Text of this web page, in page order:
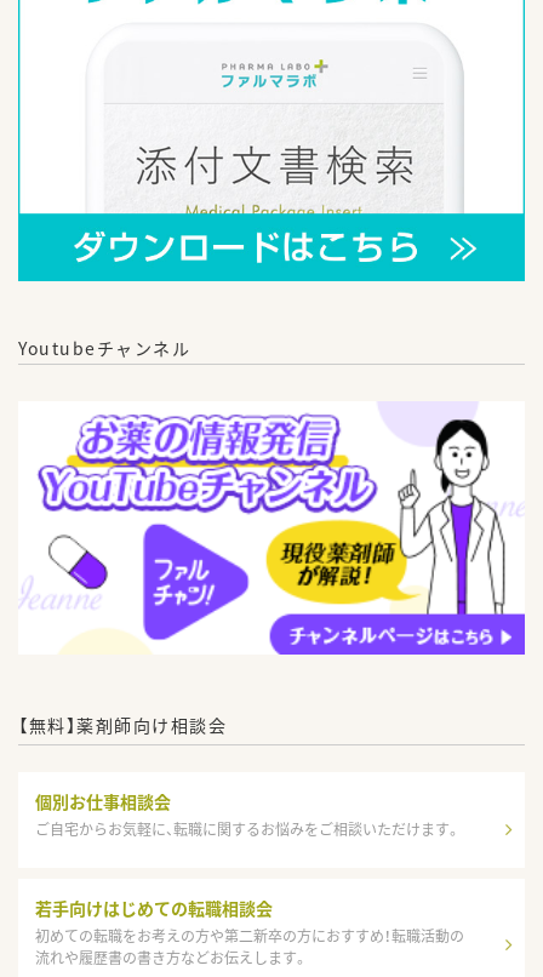
Youtubeチャンネル
【無料】薬剤師向け相談会
個別お仕事相談会
ご自宅からお気軽に、転職に関するお悩みをご相談いただけます。
若手向けはじめての転職相談会
初めての転職をお考えの方や第二新卒の方におすすめ！転職活動の
流れや履歴書の書き方などお伝えします。